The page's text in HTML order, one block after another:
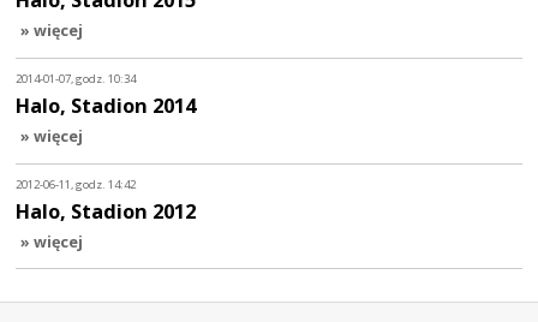
» więcej
2014-01-07, godz. 10:34
Halo, Stadion 2014
» więcej
2012-06-11, godz. 14:42
Halo, Stadion 2012
» więcej